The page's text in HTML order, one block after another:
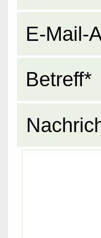
E-Mail-
Betreff*